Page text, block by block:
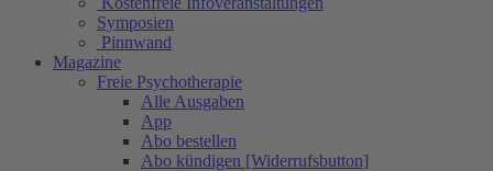
Symposien
Pinnwand
Magazine
Freie Psychotherapie
Alle Ausgaben
App
Abo bestellen
Abo kündigen [Widerrufsbutton]